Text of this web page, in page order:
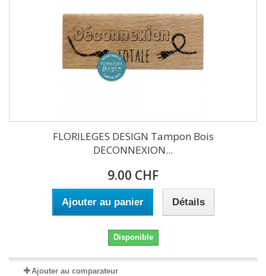
FLORILEGES DESIGN Tampon Bois
DECONNEXION...
9.00 CHF
Ajouter au panier Détails
Disponible
Ajouter au comparateur